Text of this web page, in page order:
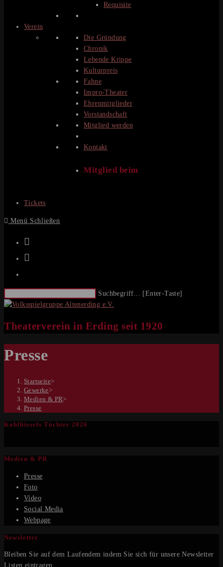
Requisite
Verein
Die Gründung
Chronik
Lebende Krippe
Kulturpreis
Fahne
Impro-Theater
Ehrenmitglieder
Vorstandschaft
Mitglied werden
Kontakt
Mitglied beim
Tickets
Menü Schließen
Website
Suchbegriff... [Enter-Taste]
Theaterverein in Erding seit 1920
Presse
Startseite>
Gewerke>
Medien & PR>
Presse
Kohlhiesels Töchter 2026
Medien & PR
Presse
Foto
Video
Social Media
Webpage
Newsletter
Bleiben Sie auf dem Laufendem indem Sie sich für unsere Newsletter
Listen eintragen